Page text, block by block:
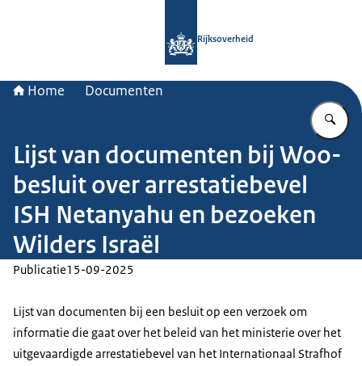
Rijksoverheid
Home Documenten
Lijst van documenten bij Woo-
besluit over arrestatiebevel
ISH Netanyahu en bezoeken
Wilders Israël
Publicatie15-09-2025
Lijst van documenten bij een besluit op een verzoek om
informatie die gaat over het beleid van het ministerie over het
uitgevaardigde arrestatiebevel van het Internationaal Strafhof